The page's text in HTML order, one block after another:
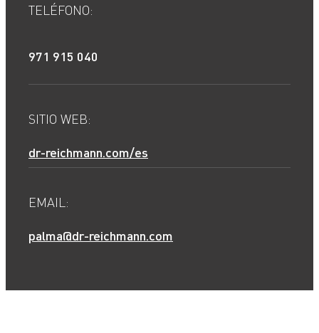
TELÉFONO:
971 915 040
SITIO WEB:
dr-reichmann.com/es
EMAIL:
palma@dr-reichmann.com